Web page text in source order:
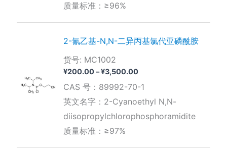
质量标准：≥96%
2-氰乙基-N,N-二异丙基氯代亚磷酰胺
货号: MC1002
¥200.00–¥3,500.00价
范
围：
¥200.00
至
CAS 号：89992-70-1
英文名字：2-Cyanoethyl N,N-
diisopropylchlorophosphoramidite
质量标准：≥97%